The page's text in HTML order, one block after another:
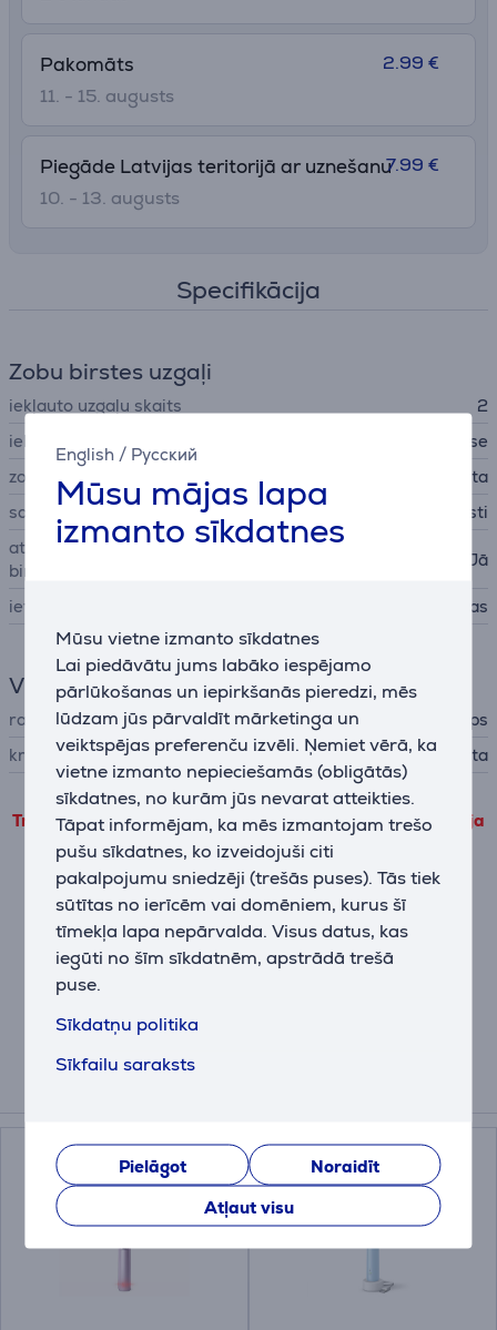
English / Русский
Mūsu mājas lapa
izmanto sīkdatnes
Mūsu vietne izmanto sīkdatnes
Lai piedāvātu jums labāko iespējamo
pārlūkošanas un iepirkšanās pieredzi, mēs
lūdzam jūs pārvaldīt mārketinga un
veiktspējas preferenču izvēli. Ņemiet vērā, ka
vietne izmanto nepieciešamās (obligātās)
sīkdatnes, no kurām jūs nevarat atteikties.
Tāpat informējam, ka mēs izmantojam trešo
pušu sīkdatnes, ko izveidojuši citi
pakalpojumu sniedzēji (trešās puses). Tās tiek
sūtītas no ierīcēm vai domēniem, kurus šī
tīmekļa lapa nepārvalda. Visus datus, kas
iegūti no šīm sīkdatnēm, apstrādā trešā
puse.
Sīkdatņu politika
Sīkfailu saraksts
Pielāgot
Noraidīt
Atļaut visu
Pakomāts
11. - 15. augusts
2.99 €
Piegāde Latvijas teritorijā ar uznešanu
10. - 13. augusts
7.99 €
Specifikācija
Zobu birstes uzgaļi
iekļauto uzgaļu skaits
2
iekļautie zobu birstes uzgaļi
C3 Premium Plaque Defense
zobu birstes uzgalis
standarta
saru cietība
vidēji mīksti
atgādinājums par zobu
birstes uzgaļa maiņu
Jā
ieteicamais kalpošanas laiks 90 dienas
Vispārējais parametrs
ražotājs
Philips
krāsa
balta
Trešo pušu produkta informāciju var apskatīt tikai tad, ja
piekrītat mūsu veiktspējas sīkdatņu lietošanas
noteikumiem.
Pielāgot